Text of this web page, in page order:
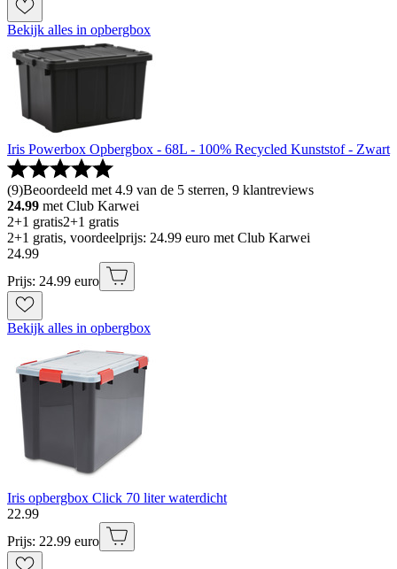
Bekijk alles in opbergbox
Iris Powerbox Opbergbox - 68L - 100% Recycled Kunststof - Zwart
(9)Beoordeeld met 4.9 van de 5 sterren, 9 klantreviews
24.99 met Club Karwei
2+1 gratis2+1 gratis
2+1 gratis, voordeelprijs: 24.99 euro met Club Karwei
24.99
Prijs: 24.99 euro
Bekijk alles in opbergbox
Iris opbergbox Click 70 liter waterdicht
22.99
Prijs: 22.99 euro